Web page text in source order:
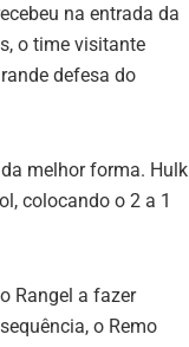
na entrada da
o time visitante
defesa do
melhor forma. Hulk
colocando o 2 a 1
Rangel a fazer
o Remo